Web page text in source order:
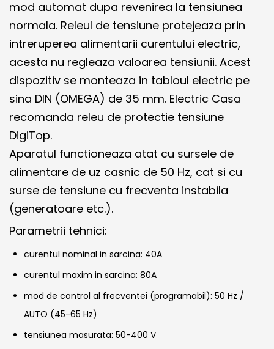
mod automat dupa revenirea la tensiunea
normala. Releul de tensiune protejeaza prin
intreruperea alimentarii curentului electric,
acesta nu regleaza valoarea tensiunii. Acest
dispozitiv se monteaza in tabloul electric pe
sina DIN (OMEGA) de 35 mm. Electric Casa
recomanda releu de protectie tensiune
DigiTop.
Aparatul functioneaza atat cu sursele de
alimentare de uz casnic de 50 Hz, cat si cu
surse de tensiune cu frecventa instabila
(generatoare etc.).
Parametrii tehnici:
curentul nominal in sarcina: 40A
curentul maxim in sarcina: 80A
mod de control al frecventei (programabil): 50 Hz /
AUTO (45-65 Hz)
tensiunea masurata: 50-400 V